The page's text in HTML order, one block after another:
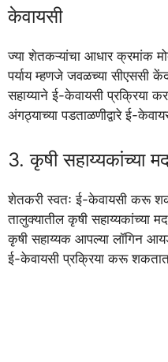
केवायसी
ज्या शेतकऱ्यांचा आधार क्रमांक
पर्याय म्हणजे जवळच्या सीएससी
सहाय्याने ई-केवायसी प्रक्रिया
अंगठ्याच्या पडताळणीद्वारे ई-
3. कृषी सहाय्यकांच्या
शेतकरी स्वतः ई-केवायसी करू
तालुक्यातील कृषी सहाय्यकांच्या
कृषी सहाय्यक आपल्या लॉगिन
ई-केवायसी प्रक्रिया करू